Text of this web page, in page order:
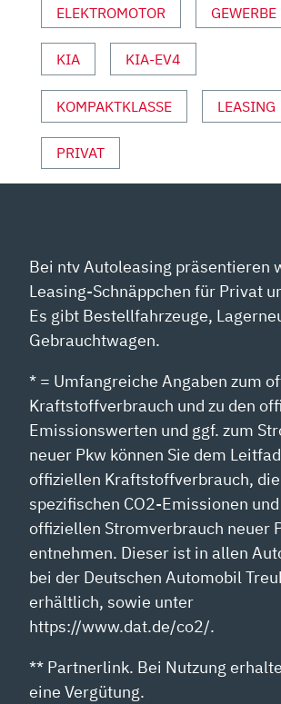
ELEKTROMOTOR GEWERBE
KIA KIA-EV4
KOMPAKTKLASSE LEASING
PRIVAT
Bei ntv Autoleasing präsentieren
Leasing-Schnäppchen für Privat
Es gibt Bestellfahrzeuge,
Gebrauchtwagen.
* = Umfangreiche Angaben zum
Kraftstoffverbrauch und zu den
Emissionswerten und ggf. zum
neuer Pkw können Sie dem
offiziellen Kraftstoffverbrauch,
spezifischen CO2-Emissionen
offiziellen Stromverbrauch neuer
entnehmen. Dieser ist in allen
bei der Deutschen Automobil
erhältlich, sowie unter
https://www.dat.de/co2/.
** Partnerlink. Bei Nutzung
eine Vergütung.